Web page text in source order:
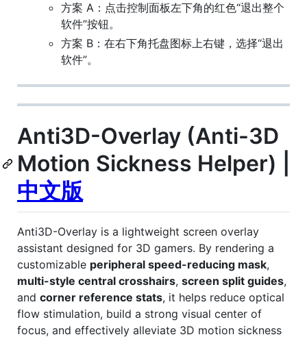
方案 A：点击控制面板左下角的红色“退出整个
软件”按钮。
方案 B：在右下角托盘图标上右键，选择“退出
软件”。
Anti3D-Overlay (Anti-3D
Motion Sickness Helper) |
中文版
Anti3D-Overlay is a lightweight screen overlay
assistant designed for 3D gamers. By rendering a
customizable peripheral speed-reducing mask,
multi-style central crosshairs, screen split guides,
and corner reference stats, it helps reduce optical
flow stimulation, build a strong visual center of
focus, and effectively alleviate 3D motion sickness